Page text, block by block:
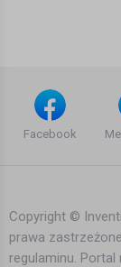
Facebook
Copyright ©
prawa
regulaminu.